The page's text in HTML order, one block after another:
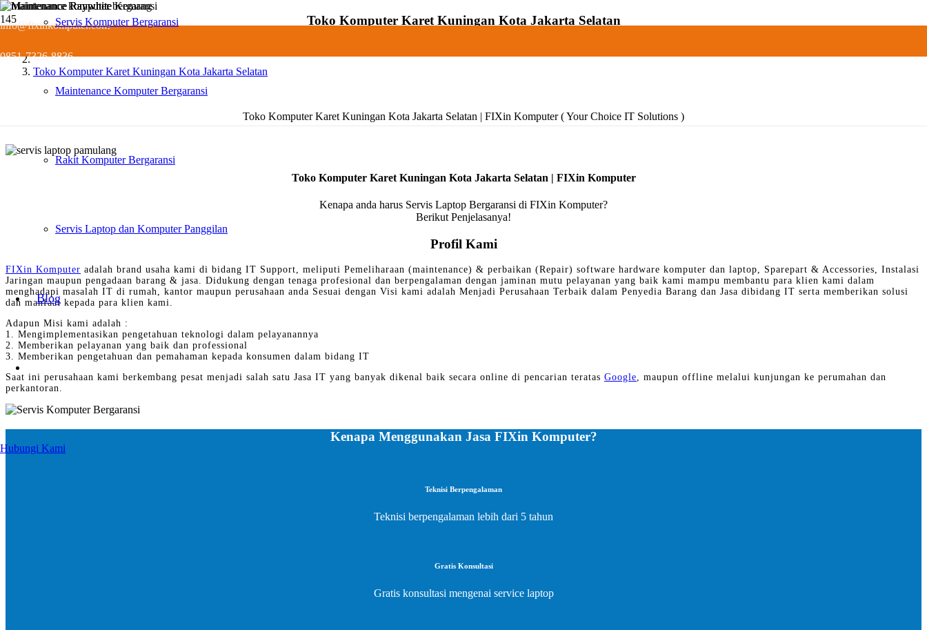
info@fixinkomputer.com
0851-7326-8836
Servis Komputer Bergaransi
Maintenance Komputer Bergaransi
Rakit Komputer Bergaransi
Servis Laptop dan Komputer Panggilan
Blog
Hubungi Kami
Toko Komputer Karet Kuningan Kota Jakarta Selatan
Toko Komputer Karet Kuningan Kota Jakarta Selatan
Toko Komputer Karet Kuningan Kota Jakarta Selatan | FIXin Komputer ( Your Choice IT Solutions )
Toko Komputer Karet Kuningan Kota Jakarta Selatan | FIXin Komputer
Kenapa anda harus Servis Laptop Bergaransi di FIXin Komputer?
Berikut Penjelasanya!
Profil Kami
FIXin Komputer adalah brand usaha kami di bidang IT Support, meliputi Pemeliharaan (maintenance) & perbaikan (Repair) software hardware komputer dan laptop, Sparepart & Accessories, Instalasi
Jaringan maupun pengadaan barang & jasa. Didukung dengan tenaga profesional dan berpengalaman dengan jaminan mutu pelayanan yang baik kami mampu membantu para klien kami dalam
menghadapi masalah IT di rumah, kantor maupun perusahaan anda Sesuai dengan Visi kami adalah Menjadi Perusahaan Terbaik dalam Penyedia Barang dan Jasa dibidang IT serta memberikan solusi
dan manfaat kepada para klien kami.
Adapun Misi kami adalah :
1. Mengimplementasikan pengetahuan teknologi dalam pelayanannya
2. Memberikan pelayanan yang baik dan professional
3. Memberikan pengetahuan dan pemahaman kepada konsumen dalam bidang IT
Saat ini perusahaan kami berkembang pesat menjadi salah satu Jasa IT yang banyak dikenal baik secara online di pencarian teratas Google, maupun offline melalui kunjungan ke perumahan dan
perkantoran.
Kenapa Menggunakan Jasa FIXin Komputer?
Teknisi Berpengalaman
Teknisi berpengalaman lebih dari 5 tahun
Gratis Konsultasi
Gratis konsultasi mengenai service laptop